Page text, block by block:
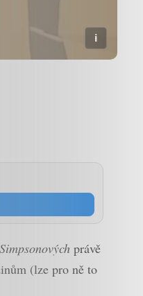
Simpsonových právě
(lze pro ně to